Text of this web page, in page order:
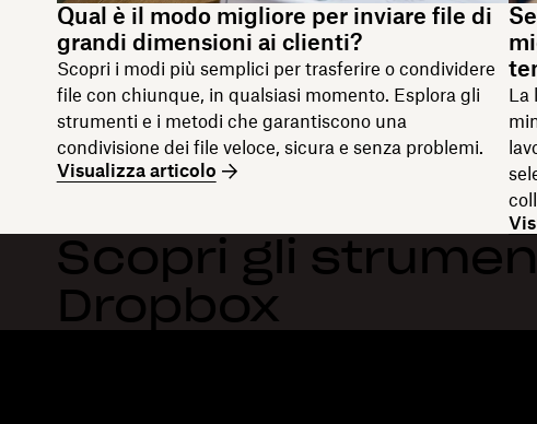
Qual è il modo migliore per inviare file di
grandi dimensioni ai clienti?
Scopri i modi più semplici per trasferire o condividere
file con chiunque, in qualsiasi momento. Esplora gli
strumenti e i metodi che garantiscono una
condivisione dei file veloce, sicura e senza problemi.
Visualizza articolo
La
Scopri gli
Dropbox